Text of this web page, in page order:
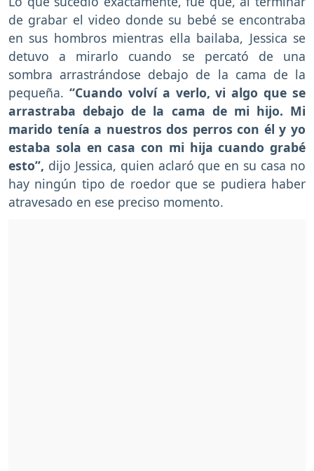
de grabar el video donde su bebé se encontraba
en sus hombros mientras ella bailaba, Jessica se
detuvo a mirarlo cuando se percató de una
sombra arrastrándose debajo de la cama de la
pequeña. “Cuando volví a verlo, vi algo que se
arrastraba debajo de la cama de mi hijo. Mi
marido tenía a nuestros dos perros con él y yo
estaba sola en casa con mi hija cuando grabé
esto”, dijo Jessica, quien aclaró que en su casa no
hay ningún tipo de roedor que se pudiera haber
atravesado en ese preciso momento.